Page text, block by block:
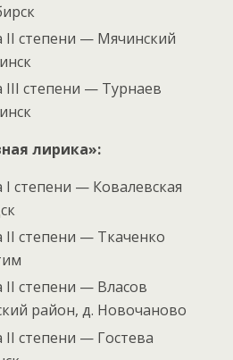
степени — Мячинский
степени — Турнаев
лирика»:
степени — Ковалевская
степени — Ткаченко
степени — Власов
район, д. Новочаново
степени — Гостева